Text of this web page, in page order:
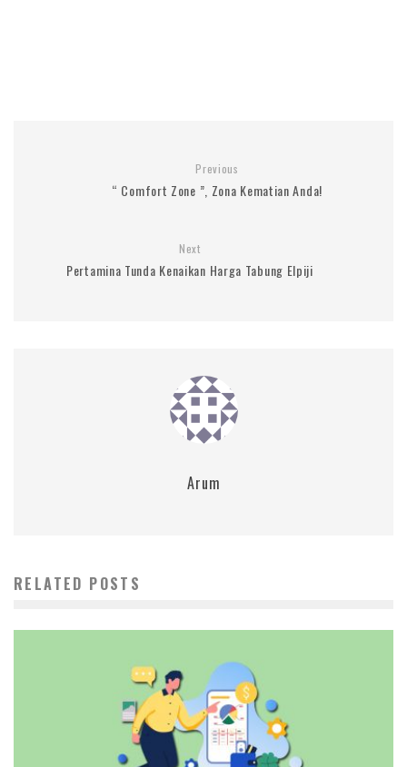
Previous
“ Comfort Zone ”, Zona Kematian Anda!
Next
Pertamina Tunda Kenaikan Harga Tabung Elpiji
Arum
RELATED POSTS